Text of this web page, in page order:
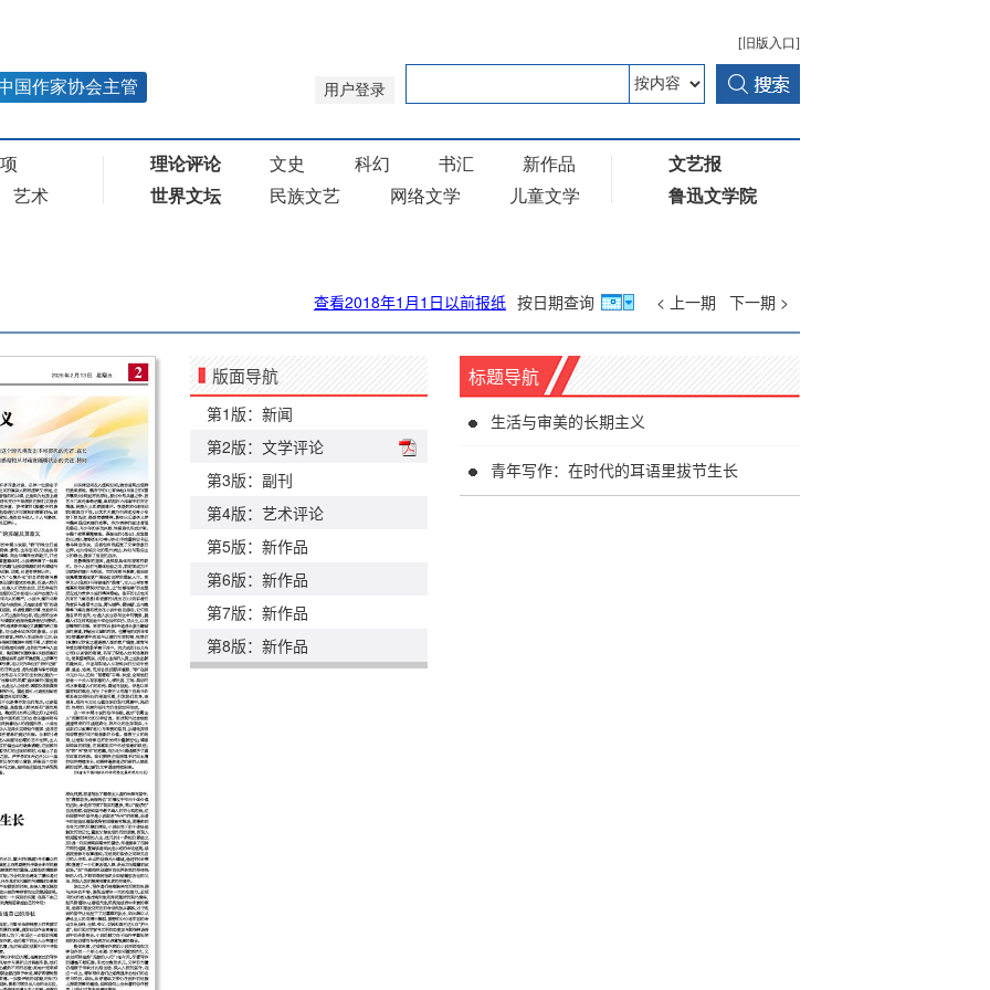
查看2018年1月1日以前报纸 按日期查询 < 上一期 下一期 >
版面导航
第1版：新闻
第2版：文学评论
第3版：副刊
第4版：艺术评论
第5版：新作品
第6版：新作品
第7版：新作品
第8版：新作品
标题导航
生活与审美的长期主义
青年写作：在时代的耳语里拔节生长